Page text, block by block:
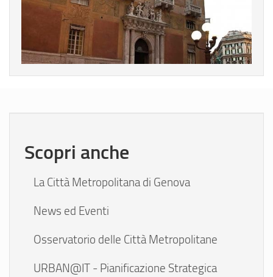
Scopri anche
La Città Metropolitana di Genova
News ed Eventi
Osservatorio delle Città Metropolitane
URBAN@IT - Pianificazione Strategica